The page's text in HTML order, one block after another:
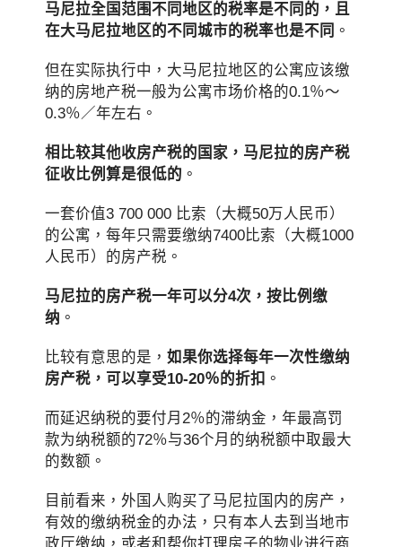
马尼拉全国范围不同地区的税率是不同的，且
在大马尼拉地区的不同城市的税率也是不同 。
但在实际执行中，大马尼拉地区的公寓应该缴
纳的房地产税一般为公寓市场价格的0.1％～
0.3％／年左右。
相比较其他收房产税的国家，马尼拉的房产税
征收比例算是很低的 。
一套价值3 700 000 比索（大概50万人民币）
的公寓，每年只需要缴纳7400比索（大概1000
人民币）的房产税。
马尼拉的房产税一年可以分4次，按比例缴
纳 。
比较有意思的是，如果你选择每年一次性缴纳
房产税，可以享受10-20％的折扣 。
而延迟纳税的要付月2％的滞纳金，年最高罚
款为纳税额的72％与36个月的纳税额中取最大
的数额。
目前看来，外国人购买了马尼拉国内的房产，
有效的缴纳税金的办法，只有本人去到当地市